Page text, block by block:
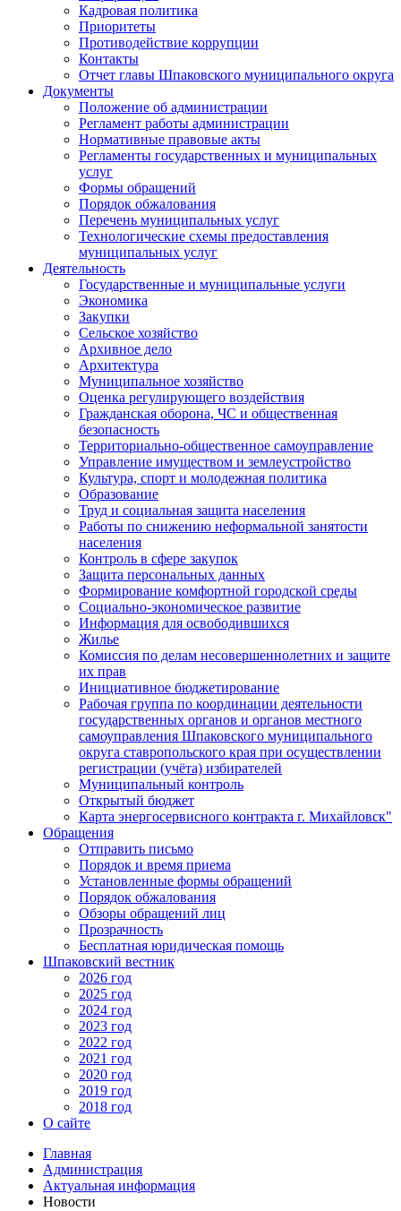
Кадровая политика
Приоритеты
Противодействие коррупции
Контакты
Отчет главы Шпаковского муниципального округа
Документы
Положение об администрации
Регламент работы администрации
Нормативные правовые акты
Регламенты государственных и муниципальных
услуг
Формы обращений
Порядок обжалования
Перечень муниципальных услуг
Технологические схемы предоставления
муниципальных услуг
Деятельность
Государственные и муниципальные услуги
Экономика
Закупки
Сельское хозяйство
Архивное дело
Архитектура
Муниципальное хозяйство
Оценка регулирующего воздействия
Гражданская оборона, ЧС и общественная
безопасность
Территориально-общественное самоуправление
Управление имуществом и землеустройство
Культура, спорт и молодежная политика
Образование
Труд и социальная защита населения
Работы по снижению неформальной занятости
населения
Контроль в сфере закупок
Защита персональных данных
Формирование комфортной городской среды
Социально-экономическое развитие
Информация для освободившихся
Жилье
Комиссия по делам несовершеннолетних и защите
их прав
Инициативное бюджетирование
Рабочая группа по координации деятельности
государственных органов и органов местного
самоуправления Шпаковского муниципального
округа ставропольского края при осуществлении
регистрации (учёта) избирателей
Муниципальный контроль
Открытый бюджет
Карта энергосервисного контракта г. Михайловск"
Обращения
Отправить письмо
Порядок и время приема
Установленные формы обращений
Порядок обжалования
Обзоры обращений лиц
Прозрачность
Бесплатная юридическая помощь
Шпаковский вестник
2026 год
2025 год
2024 год
2023 год
2022 год
2021 год
2020 год
2019 год
2018 год
О сайте
Главная
Администрация
Актуальная информация
Новости